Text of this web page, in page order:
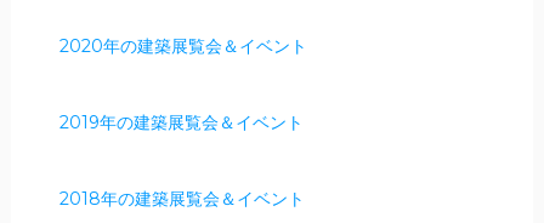
2020年の建築展覧会＆イベント
2019年の建築展覧会＆イベント
2018年の建築展覧会＆イベント